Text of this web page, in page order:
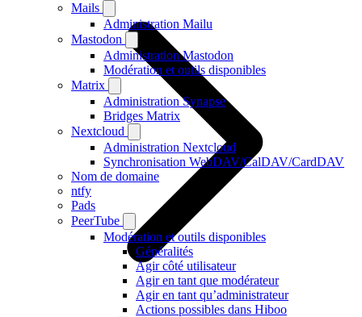
Mails
Administration Mailu
Mastodon
Administration Mastodon
Modération et outils disponibles
Matrix
Administration Synapse
Bridges Matrix
Nextcloud
Administration Nextcloud
Synchronisation WebDAV/CalDAV/CardDAV
Nom de domaine
ntfy
Pads
PeerTube
Modération et outils disponibles
Généralités
Agir côté utilisateur
Agir en tant que modérateur
Agir en tant qu’administrateur
Actions possibles dans Hiboo